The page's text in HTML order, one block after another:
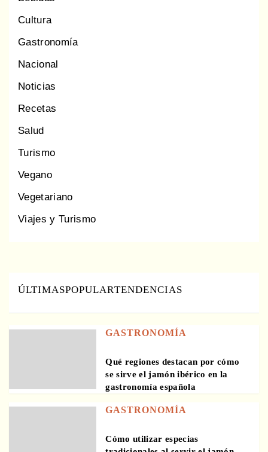
Cultura
Gastronomía
Nacional
Noticias
Recetas
Salud
Turismo
Vegano
Vegetariano
Viajes y Turismo
ÚLTIMASPOPULARTENDENCIAS
GASTRONOMÍA
Qué regiones destacan por cómo
se sirve el jamón ibérico en la
gastronomía española
GASTRONOMÍA
Cómo utilizar especias